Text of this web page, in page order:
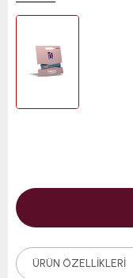
ÜRÜN ÖZELLIKLERI